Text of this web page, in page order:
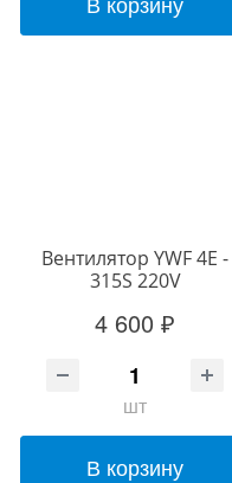
Вентилятор YWF 4E -
315S 220V
4 600 ₽
шт
В корзину